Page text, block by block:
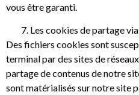
vous être garanti.
Les cookies de partage
Des fichiers cookies sont
terminal par des sites de
partage de contenus de notre
sont matérialisés sur notre site